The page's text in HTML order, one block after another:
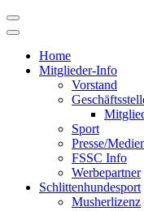
Skip
to
Home
Mitglieder-Info
Vorstand
Sport
Presse/
FSSC Info
Werbepartner
Schlittenhundesport
Musherlizenz